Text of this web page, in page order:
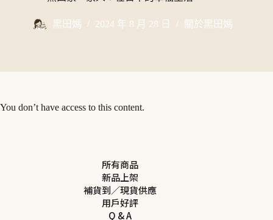
黑田媽 2024 年 8 月 28 日 關於黑田媽
You don’t have access to this content.
所有商品
新品上架
補貨到／現貨供應
用戶好評
Q & A